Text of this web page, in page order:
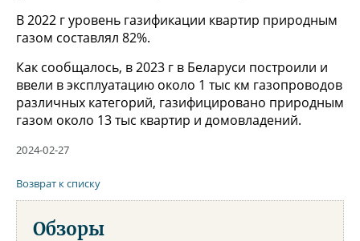
В 2022 г уровень газификации квартир природным
газом составлял 82%.
Как сообщалось, в 2023 г в Беларуси построили и
ввели в эксплуатацию около 1 тыс км газопроводов
различных категорий, газифицировано природным
газом около 13 тыс квартир и домовладений.
2024-02-27
Возврат к списку
Обзоры